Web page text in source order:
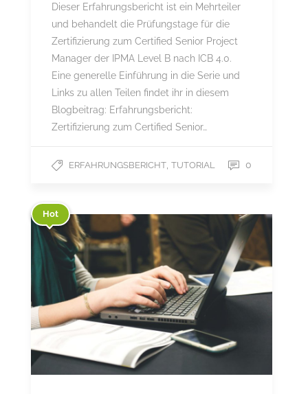
Dieser Erfahrungsbericht ist ein Mehrteiler
und behandelt die Prüfungstage für die
Zertifizierung zum Certified Senior Project
Manager der IPMA Level B nach ICB 4.0.
Eine generelle Einführung in die Serie und
Links zu allen Teilen findet ihr in diesem
Blogbeitrag: Erfahrungsbericht:
Zertifizierung zum Certified Senior…
ERFAHRUNGSBERICHT TUTORIAL 0
Hot